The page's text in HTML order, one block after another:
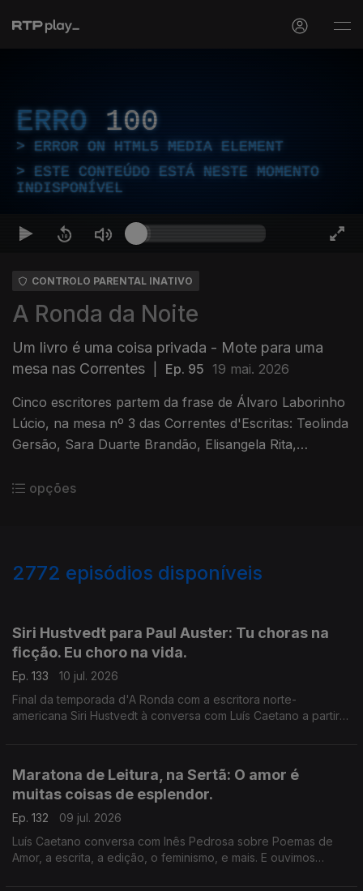
ERRO 100
ERROR ON HTML5 MEDIA ELEMENT
ESTE CONTEÚDO ESTÁ NESTE MOMENTO
INDISPONÍVEL
CONTROLO PARENTAL INATIVO
A Ronda da Noite
Um livro é uma coisa privada - Mote para uma
mesa nas Correntes
Ep. 95 19 mai. 2026
Cinco escritores partem da frase de Álvaro Laborinho
Lúcio, na mesa nº 3 das Correntes d'Escritas: Teolinda
Gersão, Sara Duarte Brandão, Elisangela Rita,
opções
2772 episódios disponíveis
Siri Hustvedt para Paul Auster: Tu choras na
ficção. Eu choro na vida.
Ep. 133
10 jul. 2026
Final da temporada d'A Ronda com a escritora norte-
americana Siri Hustvedt à conversa com Luís Caetano a partir
Maratona de Leitura, na Sertã: O amor é
muitas coisas de esplendor.
Ep. 132
09 jul. 2026
Luís Caetano conversa com Inês Pedrosa sobre Poemas de
Amor, a escrita, a edição, o feminismo, e mais. E ouvimos